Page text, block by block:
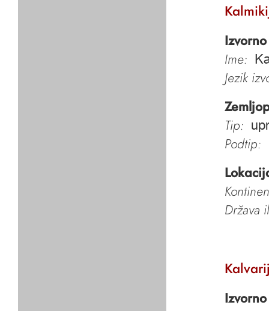
Ime:
Jezik
Tip:
Podtip:
Država